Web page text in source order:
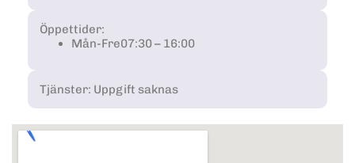
Öppettider:
Mån-Fre07:30 – 16:00
Tjänster: Uppgift saknas